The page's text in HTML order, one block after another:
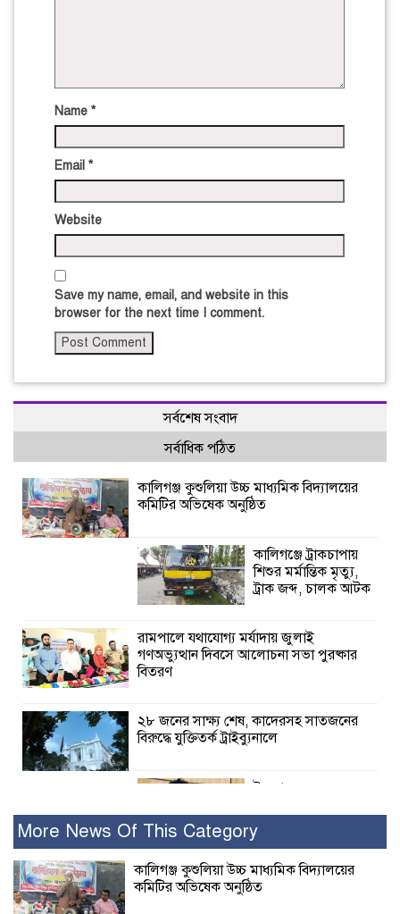
Name *
Email *
Website
Save my name, email, and website in this
browser for the next time I comment.
সর্বশেষ সংবাদ
সর্বাধিক পঠিত
কালিগঞ্জ কুশুলিয়া উচ্চ মাধ্যমিক বিদ্যালয়ের
কমিটির অভিষেক অনুষ্ঠিত
কালিগঞ্জে ট্রাকচাপায়
শিশুর মর্মান্তিক মৃত্যু,
ট্রাক জব্দ, চালক আটক
রামপালে যথাযোগ্য মর্যাদায় জুলাই
গণঅভ্যুত্থান দিবসে আলোচনা সভা পুরষ্কার
বিতরণ
২৮ জনের সাক্ষ্য শেষ, কাদেরসহ সাতজনের
বিরুদ্ধে যুক্তিতর্ক ট্রাইব্যুনালে
ইসলামের সবচেয়ে
নুর
পাঁচ মাসে সরকারের দোষ দিচ্ছেন, আপনারা
More News Of This Category
কালিগঞ্জ কুশুলিয়া উচ্চ মাধ্যমিক বিদ্যালয়ের
কমিটির অভিষেক অনুষ্ঠিত